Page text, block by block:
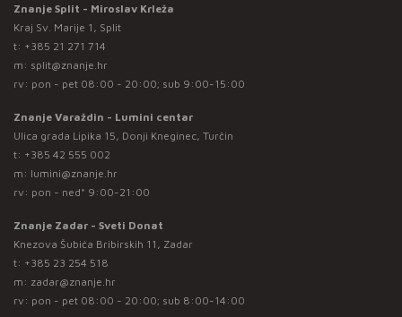
Znanje Split - Miroslav Krleža
Kraj Sv. Marije 1, Split
t: +385 21 271 714
m: split@znanje.hr
rv: pon - pet 08:00 - 20:00; sub 9:00-15:00
Znanje Varaždin - Lumini centar
Ulica grada Lipika 15, Donji Kneginec, Turčin
t: +385 42 555 002
m: lumini@znanje.hr
rv: pon - ned* 9:00-21:00
Znanje Zadar - Sveti Donat
Knezova Šubića Bribirskih 11, Zadar
t: +385 23 254 518
m: zadar@znanje.hr
rv: pon - pet 08:00 - 20:00; sub 8:00-14:00